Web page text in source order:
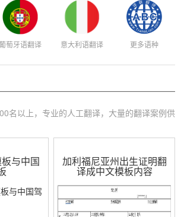
萄牙语翻译 意大利语翻译 更多语种
名以上，专业的人工翻译，大量的翻译案例供
与中国 加利福尼亚州出生证明翻
译成中文模板内容